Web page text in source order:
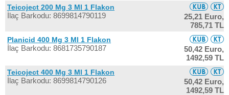
Teicoject 200 Mg 3 Ml 1 Flakon
İlaç Barkodu: 8699814790119
25,21 Euro,
785,71 TL
Planicid 400 Mg 3 Ml 1 Flakon
İlaç Barkodu: 8681735790187
50,42 Euro,
1492,59 TL
Teicoject 400 Mg 3 Ml 1 Flakon
İlaç Barkodu: 8699814790126
50,42 Euro,
1492,59 TL